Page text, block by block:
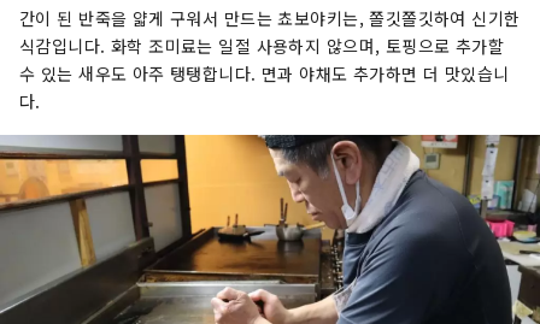
간이 된 반죽을 얇게 구워서 만드는 쵸보야키는, 쫄깃쫄깃하여 신기한
식감입니다. 화학 조미료는 일절 사용하지 않으며, 토핑으로 추가할
수 있는 새우도 아주 탱탱합니다. 면과 야채도 추가하면 더 맛있습니
다.